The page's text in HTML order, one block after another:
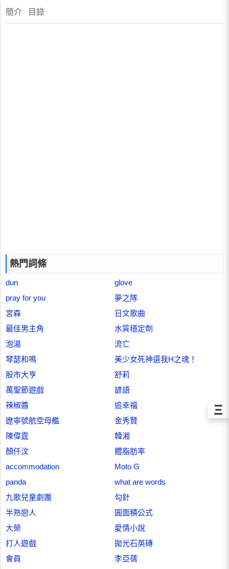
簡介 目錄
熱門詞條
dun
glove
pray for you
夢之隊
宮森
日文歌曲
最佳男主角
水質穩定劑
泡湯
流亡
琴瑟和鳴
美少女死神還我H之魂！
股市大亨
舒莉
萬聖節遊戲
諺語
辣椒醬
追幸福
遼寧號航空母艦
金秀賢
陳偉霆
韓湘
顏仟汶
體脂肪率
accommodation
Moto G
panda
what are words
九歌兒童劇團
勾針
半熟戀人
圓面積公式
大榮
愛情小說
打人遊戲
拋光石英磚
會員
李亞蒨
Ξ